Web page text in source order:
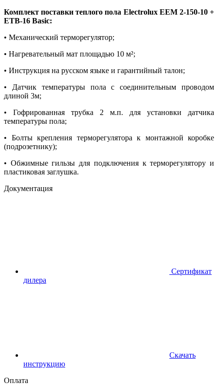
Комплект поставки теплого пола Electrolux EEM 2-150-10 +
ETB-16 Basic:
• Механический терморегулятор;
• Нагревательный мат площадью 10 м²;
• Инструкция на русском языке и гарантийный талон;
• Датчик температуры пола с соединительным проводом
длиной 3м;
• Гофрированная трубка 2 м.п. для установки датчика
температуры пола;
• Болты крепления терморегулятора к монтажной коробке
(подрозетнику);
• Обжимные гильзы для подключения к терморегулятору и
пластиковая заглушка.
Документация
Сертификат
дилера
Скачать
инструкцию
Оплата